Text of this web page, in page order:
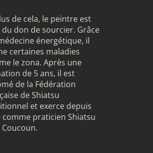
de cela, le peintre est
don de sourcier. Grâce
énergétique, il
certaines maladies
le zona. Après une
de 5 ans, il est
de la Fédération
de Shiatsu
et exerce depuis
comme praticien Shiatsu
Coucoun.